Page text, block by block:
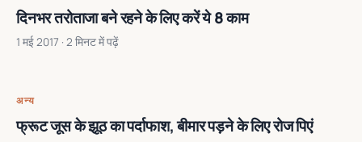
दिनभर तरोताजा बने रहने के लिए करें ये 8 काम
1 मई 2017 · 2 मिनट में पढ़ें
अन्य
फ्रूट जूस के झूठ का पर्दाफाश, बीमार पड़ने के लिए रोज पिएं